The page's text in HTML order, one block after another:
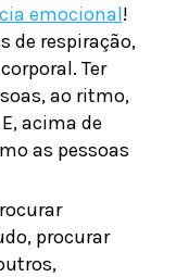
emocional!
de respiração,
Ter
ao ritmo,
acima de
as pessoas
procurar